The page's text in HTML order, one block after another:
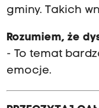
gminy. Takich
Rozumiem, że
- To temat
emocje.